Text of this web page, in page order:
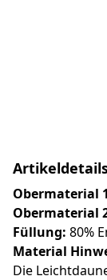
Obermaterial
Obermaterial
Füllung: 80%
Material
Die